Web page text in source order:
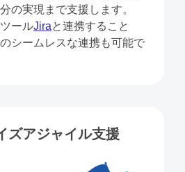
の実現まで支援します。
ールJiraと連携すること
シームレスな連携も可能で
ズアジャイル支援